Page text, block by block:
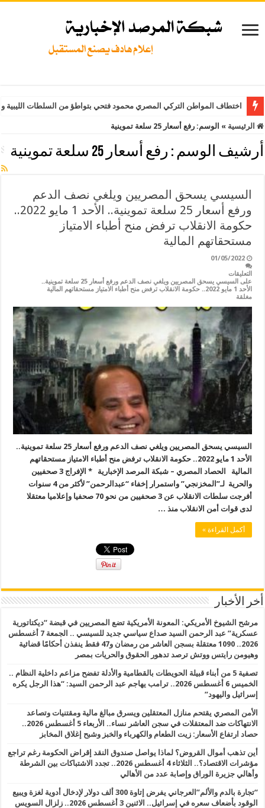
اختطاف المواطن التركي المصري محمود فتحي بتواطؤ من السلطات
الرئيسية » الوسم: رفع أسعار 25 سلعة تموينية
أرشيف الوسم : رفع أسعار 25 سلعة تموينية
السيسي يسحق المصريين ويلغي نصف الدعم
ورفع أسعار 25 سلعة تموينية.. الأحد 1 مايو 2022..
حكومة الانقلاب ترفض منح أطباء الامتياز
مستحقاتهم المالية
01/05/2022
التعليقات
على السيسي يسحق المصريين ويلغي نصف الدعم ورفع أسعار 25 سلعة تموينية..
الأحد 1 مايو 2022.. حكومة الانقلاب ترفض منح أطباء الامتياز مستحقاتهم المالية
مغلقة
السيسي يسحق المصريين ويلغي نصف الدعم ورفع أسعار 25 سلعة تموينية..
الأحد 1 مايو 2022.. حكومة الانقلاب ترفض منح أطباء الامتياز مستحقاتهم
المالية الحصاد المصري – شبكة المرصد الإخبارية * الإفراج 3 صحفيين
والحرية لـ”المخزنجي” واستمرار إخفاء “عبدالرحمن” لأكثر من 4 سنوات
أفرجت سلطات الانقلاب عن 3 صحفيين من نحو 70 صحفيا وإعلاميا معتقلا
لدى قوات أمن الانقلاب منذ …
أكمل القراءة »
أخر الأخبار
مرشح الشيوخ الأمريكي: المعونة الأمريكية تضع المصريين في قبضة “ديكتاتورية
عسكرية” عبد الرحمن السيد صداع سياسي جديد للسيسي .. الجمعة 7 أغسطس
2026.. 1090 معتقلة بسجن العاشر من رمضان و47 فقط ينفذن أحكامًا قضائية
وهيومن رايتس ووتش ترصد تدهور الحقوق والحريات بمصر
تصفية 5 من أبناء قبيلة الحويطات بالقطامية والأدلة تفضح مزاعم داخلية النظام ..
الخميس 6 أغسطس 2026.. ترامب يهاجم عبد الرحمن السيد: “هذا الرجل يكره
إسرائيل واليهود”
الأمن المصري يقتحم منازل المعتقلين ويسرق مبالغ مالية ومقتنيات وتصاعد
الانتهاكات ضد المعتقلات في سجن العاشر نساء.. الأربعاء 5 أغسطس 2026..
حصاد ارتفاع الأسعار: زيت الطعام والكهرباء والخبز وشبح إغلاق المخابز
أين تذهب أموال القروض؟ لماذا يواصل صندوق النقد إقراض الحكومة رغم تراجع
مؤشرات الاقتصاد؟.. الثلاثاء 4 أغسطس 2026.. تجدد الاشتباكات بين الشرطة
وأهالي جزيرة الوراق وإصابة عدد من الأهالي
“تجارة بالدم والألم”العرجاني يفرض إتاوة 300 ألف دولار لإدخال أدوية لغزة ويبيع
الوقود بأضعاف سعره في إسرائيل.. الاثنين 3 أغسطس 2026.. زلزال السويس